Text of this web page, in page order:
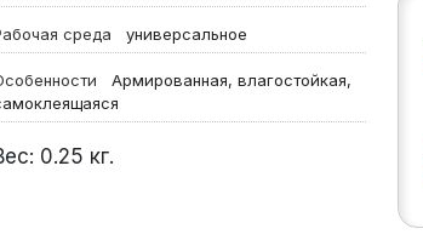
среда универсальное
Армированная, влагостойкая,
0.25 кг.